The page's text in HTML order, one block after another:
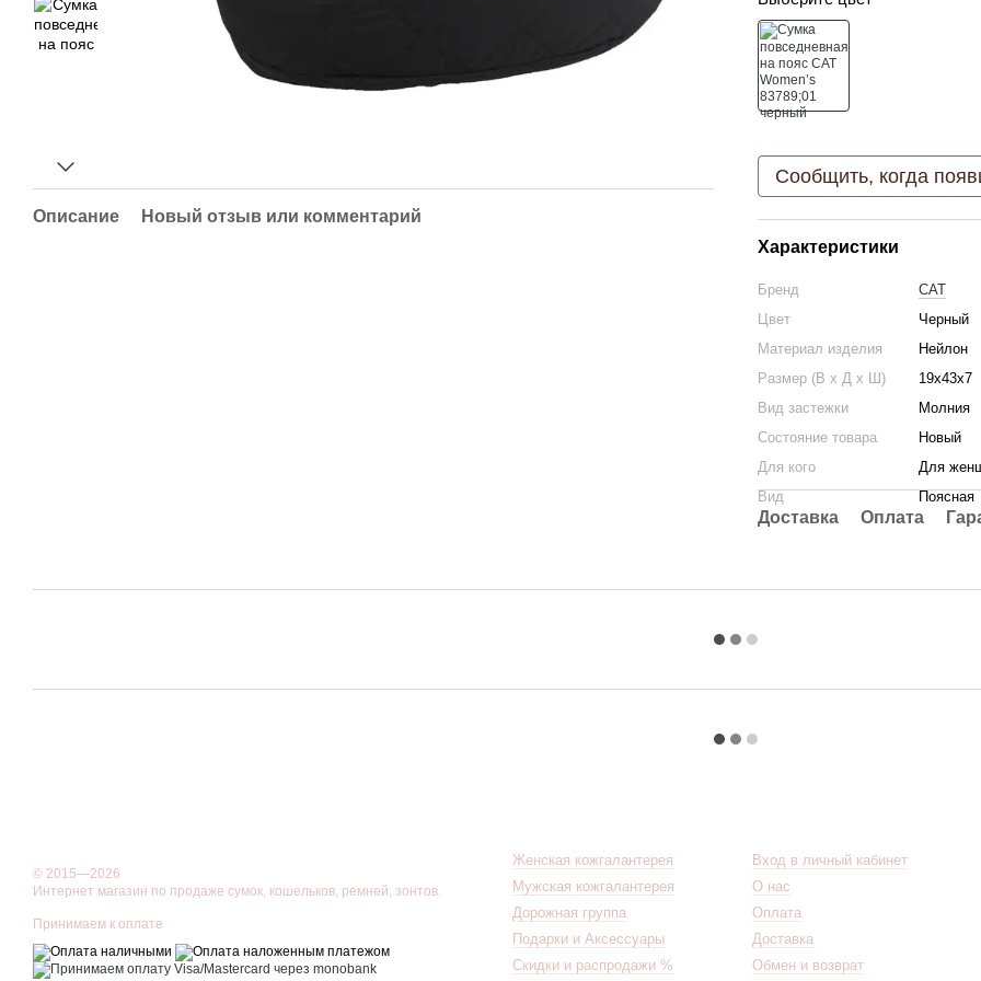
Описание Новый отзыв или комментарий
Сообщить, когда
Характеристики
Бренд
CAT
Цвет
Черный
Материал изделия
Нейлон
Размер (В х Д х Ш)
19х43х7
Вид застежки
Молния
Состояние товара
Новый
Для кого
Для
Вид
Поясная
Доставка Оплата
© 2015—2026
Интернет магазин по продаже сумок, кошельков, ремней, зонтов.
Принимаем к оплате
Женская кожгалантерея
Мужская кожгалантерея
Дорожная группа
Подарки и Аксессуары
Скидки и распродажи %
Вход в личный кабинет
О нас
Оплата
Доставка
Обмен и возврат